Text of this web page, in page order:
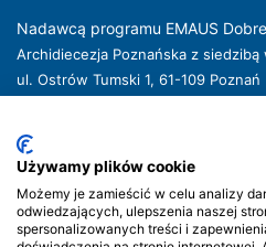
Nadawcą programu EMAUS
Archidiecezja Poznańska z siedzibą
ul. Ostrów Tumski 1, 61-109 Poznań
Nadawca oferuje usługi medialne
radiowego pod nazwą EMAUS
internetową Nadawcy.
Nadawca podlega jurysdykcji polskiej.
Używamy plików cookie
Możemy je zamieścić w celu analizy
odwiedzających, ulepszenia naszej
spersonalizowanych treści i